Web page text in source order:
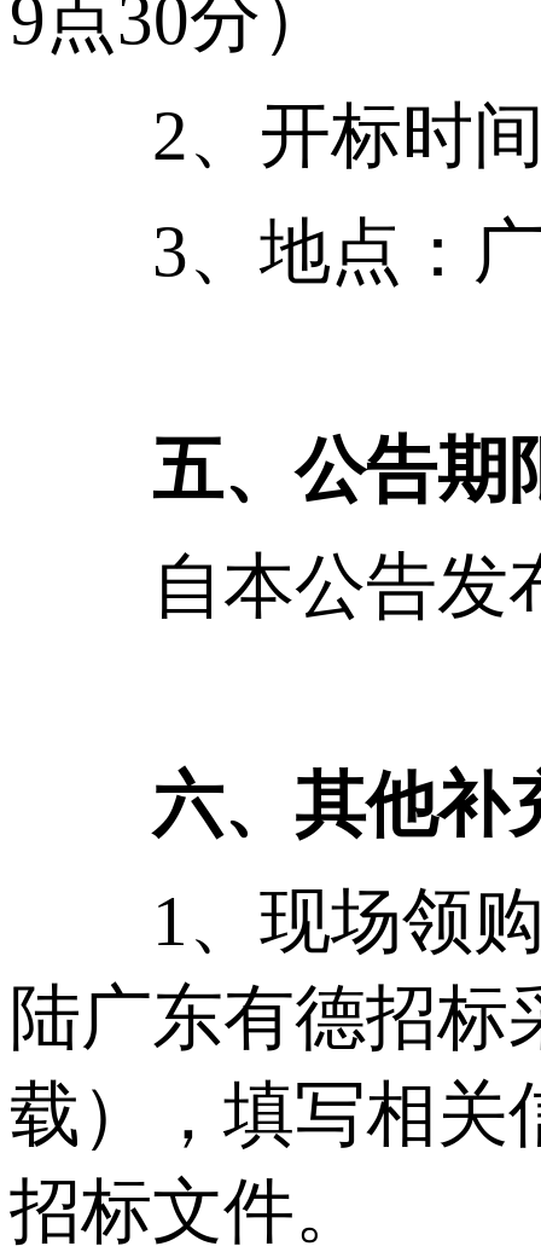
9点30分）
2、开标时间
3、地点：广
五、公告期
自本公告发
六、其他补
1、现场领购
陆广东有德招标
载），填写相关
招标文件。